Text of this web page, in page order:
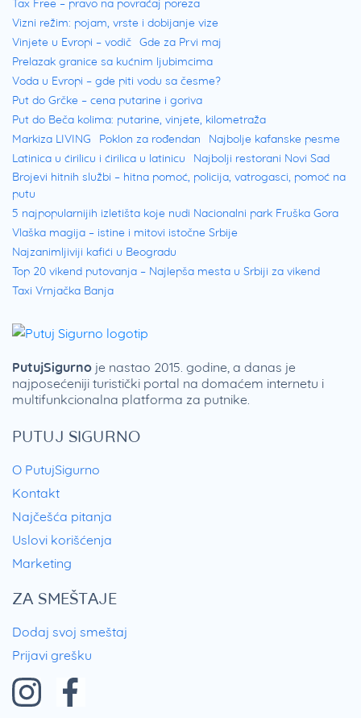
Vizni režim: pojam, vrste i dobijanje vize
Vinjete u Evropi – vodič Gde za Prvi maj
Prelazak granice sa kućnim ljubimcima
Voda u Evropi – gde piti vodu sa česme?
Put do Grčke – cena putarine i goriva
Put do Beča kolima: putarine, vinjete, kilometraža
Markiza LIVING
Poklon za rođendan
Najbolje kafanske pesme
Latinica u ćirilicu i ćirilica u latinicu
Najbolji restorani Novi Sad
Brojevi hitnih službi – hitna pomoć, policija, vatrogasci, pomoć na
putu
5 najpopularnijih izletišta koje nudi Nacionalni park Fruška Gora
Vlaška magija – istine i mitovi istočne Srbije
Najzanimljiviji kafići u Beogradu
Top 20 vikend putovanja – Najlepša mesta u Srbiji za vikend
Taxi Vrnjačka Banja
PUTUJ SIGURNO
O PutujSigurno
Kontakt
Najčešća pitanja
Uslovi korišćenja
Marketing
ZA SMEŠTAJE
Dodaj svoj smeštaj
Prijavi grešku
PutujSigurno je nastao 2015. godine, a danas je
najposećeniji turistički portal na domaćem internetu i
multifunkcionalna platforma za putnike.